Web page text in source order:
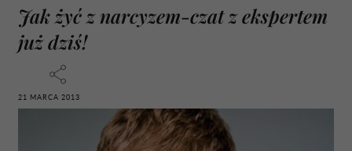
Jak żyć z narcyzem-czat z ekspertem
już dziś!
21 MARCA 2013